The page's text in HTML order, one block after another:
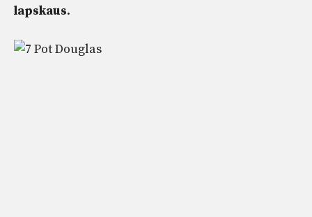
lapskaus.